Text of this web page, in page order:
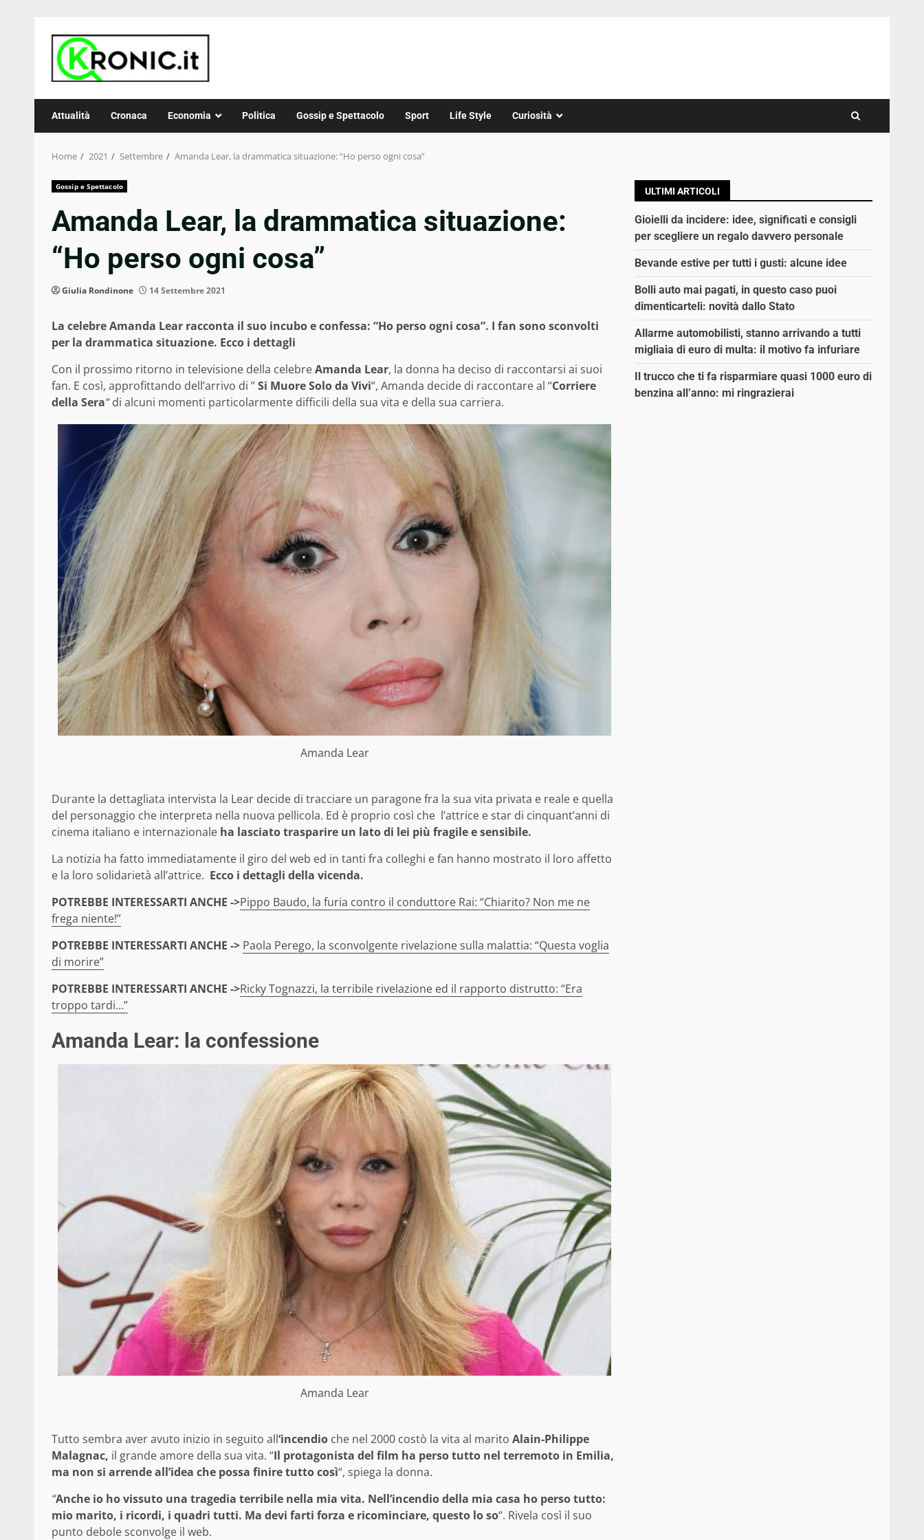
content
Attualità Cronaca Economia Politica Gossip e Spettacolo Sport Life Style Curiosità
Home 2021 Settembre Amanda Lear, la drammatica situazione: “Ho perso ogni cosa”
Gossip e Spettacolo
Amanda Lear, la drammatica situazione:
“Ho perso ogni cosa”
Giulia Rondinone 14 Settembre 2021
La celebre Amanda Lear racconta il suo incubo e confessa: “Ho perso ogni cosa”. I fan sono sconvolti
per la drammatica situazione. Ecco i dettagli
Con il prossimo ritorno in televisione della celebreAmanda Lear, la donna ha deciso di raccontarsi ai suoi
fan. E così, approfittando dell’arrivo di ”Si Muore Solo da Vivi“, Amanda decide di raccontare al “Corriere
della Sera“di alcuni momenti particolarmente difficili della sua vita e della sua carriera.
Amanda Lear
Durante la dettagliata intervista la Lear decide di tracciare un paragone fra la sua vita privata e reale e quella
del personaggio che interpreta nella nuova pellicola. Ed è proprio così che l’attrice e star di cinquant’anni di
cinema italiano e internazionale ha lasciato trasparire un lato di lei più fragile e sensibile.
La notizia ha fatto immediatamente il giro del web ed in tanti fra colleghi e fan hanno mostrato il loro affetto
e la loro solidarietà all’attrice. Ecco i dettagli della vicenda.
POTREBBE INTERESSARTI ANCHE ->Pippo Baudo, la furia contro il conduttore Rai: “Chiarito? Non me ne
frega niente!”
POTREBBE INTERESSARTI ANCHE -> Paola Perego, la sconvolgente rivelazione sulla malattia: “Questa voglia
di morire”
POTREBBE INTERESSARTI ANCHE ->Ricky Tognazzi, la terribile rivelazione ed il rapporto distrutto: “Era
troppo tardi…”
Amanda Lear: la confessione
Amanda Lear
Tutto sembra aver avuto inizio in seguito all‘incendio che nel 2000 costò la vita al marito Alain-Philippe
Malagnac, il grande amore della sua vita. “Il protagonista del film ha perso tutto nel terremoto in Emilia,
ma non si arrende all’idea che possa finire tutto così“, spiega la donna.
“Anche io ho vissuto una tragedia terribile nella mia vita. Nell’incendio della mia casa ho perso tutto:
mio marito, i ricordi, i quadri tutti. Ma devi farti forza e ricominciare, questo lo so“. Rivela così il suo
punto debole sconvolge il web.
ULTIMI ARTICOLI
Gioielli da incidere: idee, significati e consigli
per scegliere un regalo davvero personale
Bevande estive per tutti i gusti: alcune idee
Bolli auto mai pagati, in questo caso puoi
dimenticarteli: novità dallo Stato
Allarme automobilisti, stanno arrivando a tutti
migliaia di euro di multa: il motivo fa infuriare
Il trucco che ti fa risparmiare quasi 1000 euro di
benzina all’anno: mi ringrazierai